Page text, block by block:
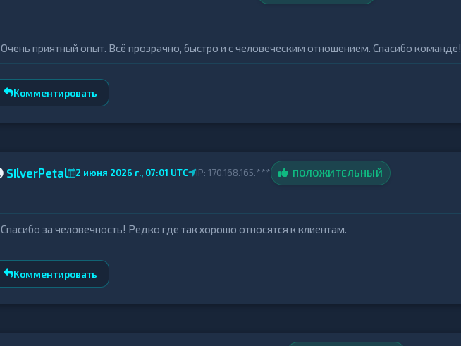
Очень приятный опыт. Всё прозрачно, быстро и с человеческим отношением. Спасибо команде!
Комментировать
SilverPetal 2 июня 2026 г., 07:01 UTC IP: 170.168.165.*** ПОЛОЖИТЕЛЬНЫЙ
Спасибо за человечность! Редко где так хорошо относятся к клиентам.
Комментировать